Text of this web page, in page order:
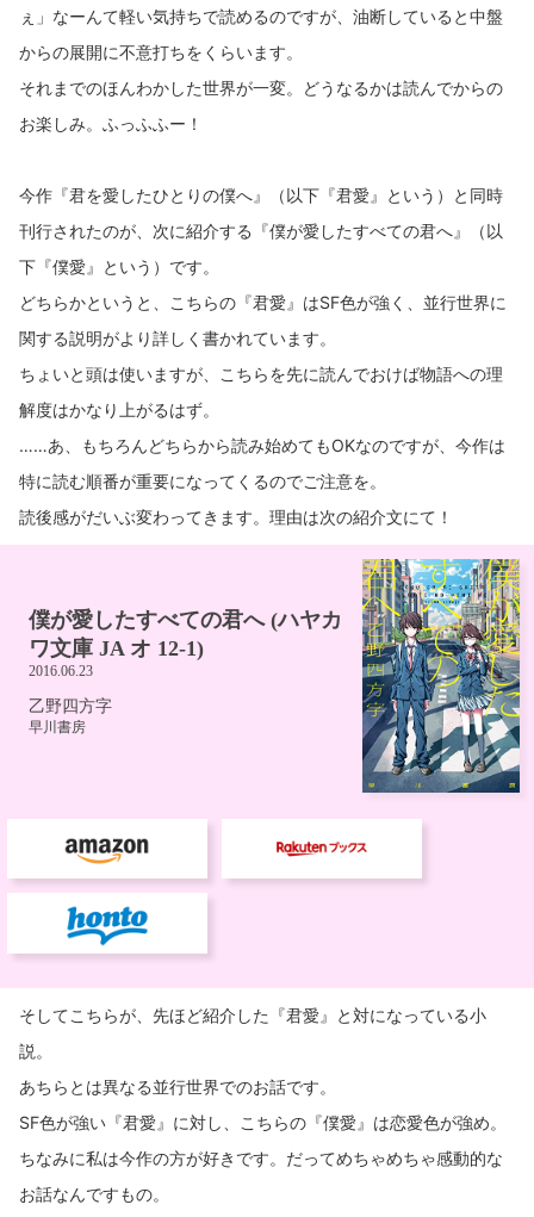
ぇ」なーんて軽い気持ちで読めるのですが、油断していると中盤
からの展開に不意打ちをくらいます。
それまでのほんわかした世界が一変。どうなるかは読んでからの
お楽しみ。ふっふふー！
今作『君を愛したひとりの僕へ』（以下『君愛』という）と同時
刊行されたのが、次に紹介する『僕が愛したすべての君へ』（以
下『僕愛』という）です。
どちらかというと、こちらの『君愛』はSF色が強く、並行世界に
関する説明がより詳しく書かれています。
ちょいと頭は使いますが、こちらを先に読んでおけば物語への理
解度はかなり上がるはず。
……あ、もちろんどちらから読み始めてもOKなのですが、今作は
特に読む順番が重要になってくるのでご注意を。
読後感がだいぶ変わってきます。理由は次の紹介文にて！
そしてこちらが、先ほど紹介した『君愛』と対になっている小
説。
あちらとは異なる並行世界でのお話です。
SF色が強い『君愛』に対し、こちらの『僕愛』は恋愛色が強め。
ちなみに私は今作の方が好きです。だってめちゃめちゃ感動的な
お話なんですもの。